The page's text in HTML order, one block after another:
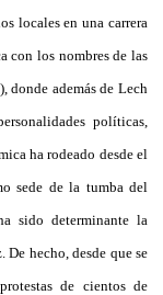
locales en una carrera
con los nombres de las
donde además de Lech
políticas,
ha rodeado desde el
sede de la tumba del
sido determinante la
hecho, desde que se
de cientos de